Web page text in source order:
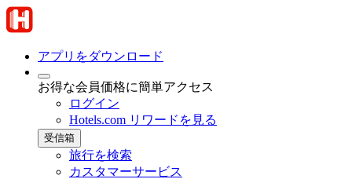
アプリをダウンロード
お得な会員価格に簡単アクセス
ログイン
Hotels.com リワードを見る
受信箱
旅行を検索
カスタマーサービス